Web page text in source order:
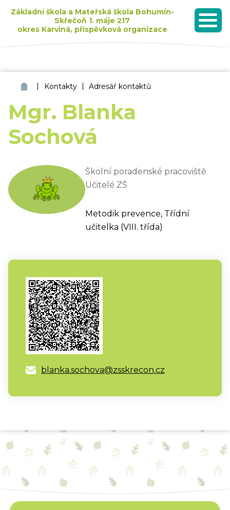
Základní škola a Mateřská škola Bohumín-
Skřečoň 1. máje 217
okres Karviná, příspěvková organizace
MENU
ZŠ a MŠ Bohumín Skřečoň
| Kontakty | Adresář kontaktů
Mgr. Blanka
Sochová
Školní poradenské pracoviště
Učitelé ZŠ
Metodik prevence, Třídní
učitelka (VIII. třída)
blanka.sochova@zsskrecon.cz